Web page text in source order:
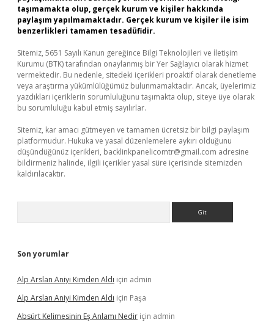
taşımamakta olup, gerçek kurum ve kişiler hakkında
paylaşım yapılmamaktadır. Gerçek kurum ve kişiler ile isim
benzerlikleri tamamen tesadüfidir.
Sitemiz, 5651 Sayılı Kanun gereğince Bilgi Teknolojileri ve İletişim
Kurumu (BTK) tarafından onaylanmış bir Yer Sağlayıcı olarak hizmet
vermektedir. Bu nedenle, sitedeki içerikleri proaktif olarak denetleme
veya araştırma yükümlülüğümüz bulunmamaktadır. Ancak, üyelerimiz
yazdıkları içeriklerin sorumluluğunu taşımakta olup, siteye üye olarak
bu sorumluluğu kabul etmiş sayılırlar.
Sitemiz, kar amacı gütmeyen ve tamamen ücretsiz bir bilgi paylaşım
platformudur. Hukuka ve yasal düzenlemelere aykırı olduğunu
düşündüğünüz içerikleri, backlinkpanelicomtr@gmail.com adresine
bildirmeniz halinde, ilgili içerikler yasal süre içerisinde sitemizden
kaldırılacaktır.
Son yorumlar
Alp Arslan Aniyi Kimden Aldı için admin
Alp Arslan Aniyi Kimden Aldı için Paşa
Absürt Kelimesinin Eş Anlamı Nedir için admin